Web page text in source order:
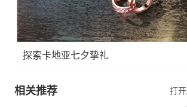
探索卡地亚七夕挚礼
相关推荐 打